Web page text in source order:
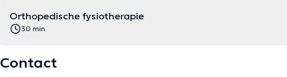
Orthopedische fysiotherapie
30 min
Contact